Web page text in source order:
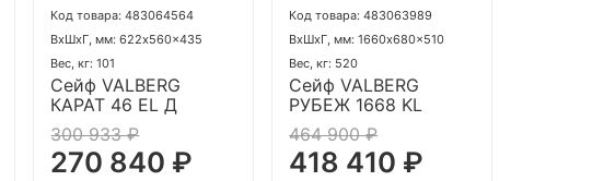
Код товара: 483064564
ВхШхГ, мм: 622x560x435
Вес, кг: 101
Сейф VALBERG
КАРАТ 46 EL Д
300 933 ₽
270 840 ₽
Код товара: 483063989
ВхШхГ, мм: 1660x680x510
Вес, кг: 520
Сейф VALBERG
РУБЕЖ 1668 KL
464 900 ₽
418 410 ₽